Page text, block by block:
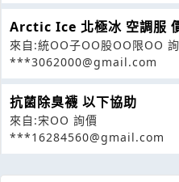
Arctic Ice 北極冰 空調服
來自:統OO子OO股OO限OO
***3062000@gmail.com
抗菌除臭襪 以下協助
來自:宋OO 詢價
***16284560@gmail.com